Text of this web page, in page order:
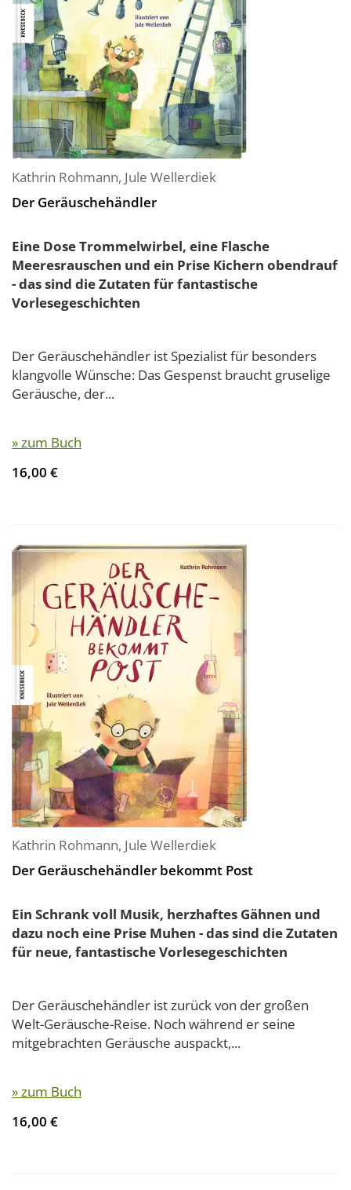
Kathrin Rohmann, Jule Wellerdiek
Der Geräuschehändler
Eine Dose Trommelwirbel, eine Flasche
Meeresrauschen und ein Prise Kichern obendrauf
- das sind die Zutaten für fantastische
Vorlesegeschichten
Der Geräuschehändler ist Spezialist für besonders
klangvolle Wünsche: Das Gespenst braucht gruselige
Geräusche, der...
» zum Buch
16,00 €
Kathrin Rohmann, Jule Wellerdiek
Der Geräuschehändler bekommt Post
Ein Schrank voll Musik, herzhaftes Gähnen und
dazu noch eine Prise Muhen - das sind die Zutaten
für neue, fantastische Vorlesegeschichten
Der Geräuschehändler ist zurück von der großen
Welt-Geräusche-Reise. Noch während er seine
mitgebrachten Geräusche auspackt,...
» zum Buch
16,00 €